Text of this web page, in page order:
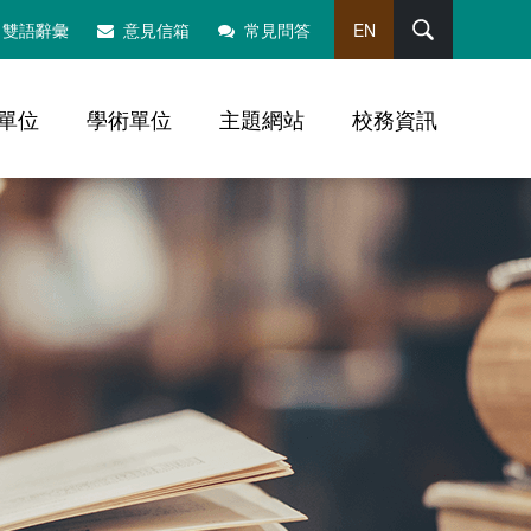
雙語辭彙 意見信箱 常見問答 EN
位 學術單位 主題網站 校務資訊